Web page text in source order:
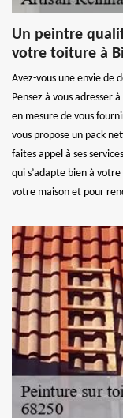
Un peintre
votre toiture à
Avez-vous une envie de
Pensez à vous adresser
en mesure de vous
vous propose un pack
faites appel à ses
qui s’adapte bien à
votre maison et pour